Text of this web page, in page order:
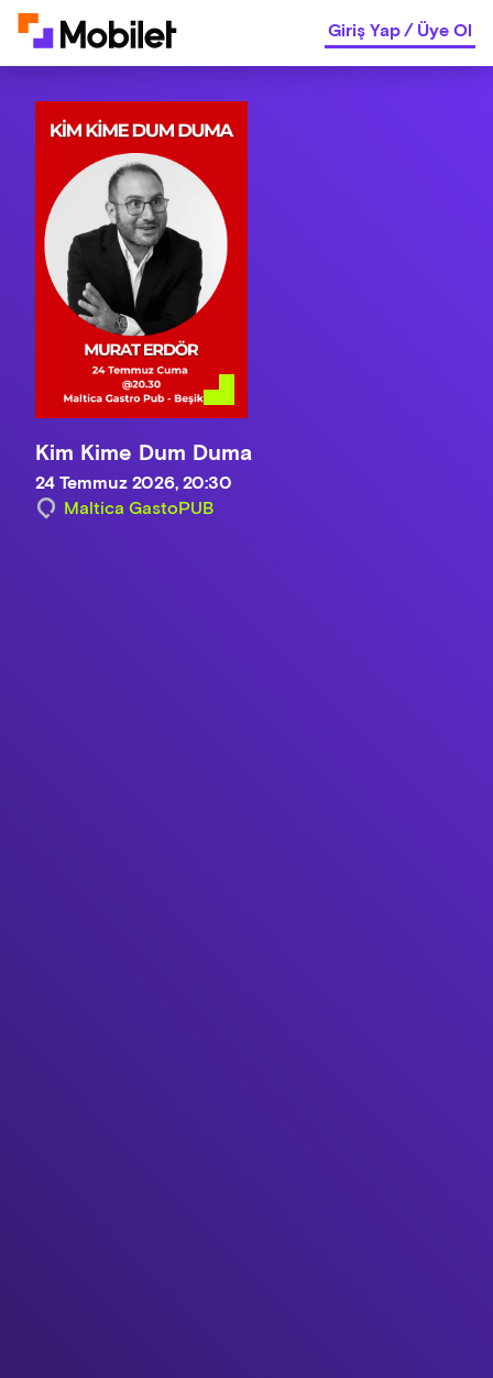
Giriş Yap/Üye Ol
Kim Kime Dum Duma
24 Temmuz 2026, 20:30
Maltica GastoPUB